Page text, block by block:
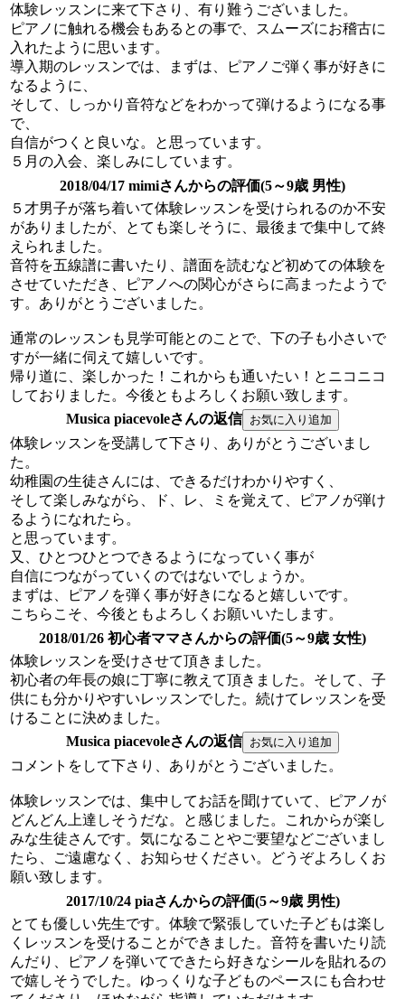
体験レッスンに来て下さり、有り難うございました。
ピアノに触れる機会もあるとの事で、スムーズにお稽古に
入れたように思います。
導入期のレッスンでは、まずは、ピアノご弾く事が好きに
なるように、
そして、しっかり音符などをわかって弾けるようになる事
で、
自信がつくと良いな。と思っています。
５月の入会、楽しみにしています。
2018/04/17 mimiさんからの評価(5～9歳 男性)
５才男子が落ち着いて体験レッスンを受けられるのか不安
がありましたが、とても楽しそうに、最後まで集中して終
えられました。
音符を五線譜に書いたり、譜面を読むなど初めての体験を
させていただき、ピアノへの関心がさらに高まったようで
す。ありがとうございました。
通常のレッスンも見学可能とのことで、下の子も小さいで
すが一緒に伺えて嬉しいです。
帰り道に、楽しかった！これからも通いたい！とニコニコ
しておりました。今後ともよろしくお願い致します。
Musica piacevoleさんの返信
体験レッスンを受講して下さり、ありがとうございまし
た。
幼稚園の生徒さんには、できるだけわかりやすく、
そして楽しみながら、ド、レ、ミを覚えて、ピアノが弾け
るようになれたら。
と思っています。
又、ひとつひとつできるようになっていく事が
自信につながっていくのではないでしょうか。
まずは、ピアノを弾く事が好きになると嬉しいです。
こちらこそ、今後ともよろしくお願いいたします。
2018/01/26 初心者ママさんからの評価(5～9歳 女性)
体験レッスンを受けさせて頂きました。
初心者の年長の娘に丁寧に教えて頂きました。そして、子
供にも分かりやすいレッスンでした。続けてレッスンを受
けることに決めました。
Musica piacevoleさんの返信
コメントをして下さり、ありがとうございました。
体験レッスンでは、集中してお話を聞けていて、ピアノが
どんどん上達しそうだな。と感じました。これからが楽し
みな生徒さんです。気になることやご要望などございまし
たら、ご遠慮なく、お知らせください。どうぞよろしくお
願い致します。
2017/10/24 piaさんからの評価(5～9歳 男性)
とても優しい先生です。体験で緊張していた子どもは楽し
くレッスンを受けることができました。音符を書いたり読
んだり、ピアノを弾いてできたら好きなシールを貼れるの
で嬉しそうでした。ゆっくりな子どものペースにも合わせ